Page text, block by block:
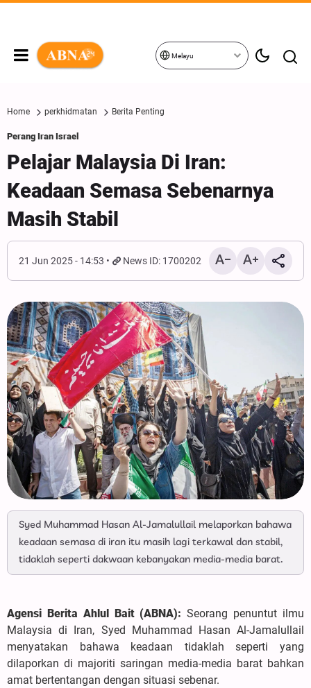
Melayu
Home perkhidmatan Berita Penting
Perang Iran Israel
Pelajar Malaysia Di Iran:
Keadaan Semasa Sebenarnya
Masih Stabil
21 Jun 2025 - 14:53 News ID: 1700202
Syed Muhammad Hasan Al-Jamalullail melaporkan bahawa
keadaan semasa di iran itu masih lagi terkawal dan stabil,
tidaklah seperti dakwaan kebanyakan media-media barat.
Agensi Berita Ahlul Bait (ABNA):Seorang penuntut ilmu
Malaysia di Iran, Syed Muhammad Hasan Al-Jamalullail
menyatakan bahawa keadaan tidaklah seperti yang
dilaporkan di majoriti saringan media-media barat bahkan
amat bertentangan dengan situasi sebenar.